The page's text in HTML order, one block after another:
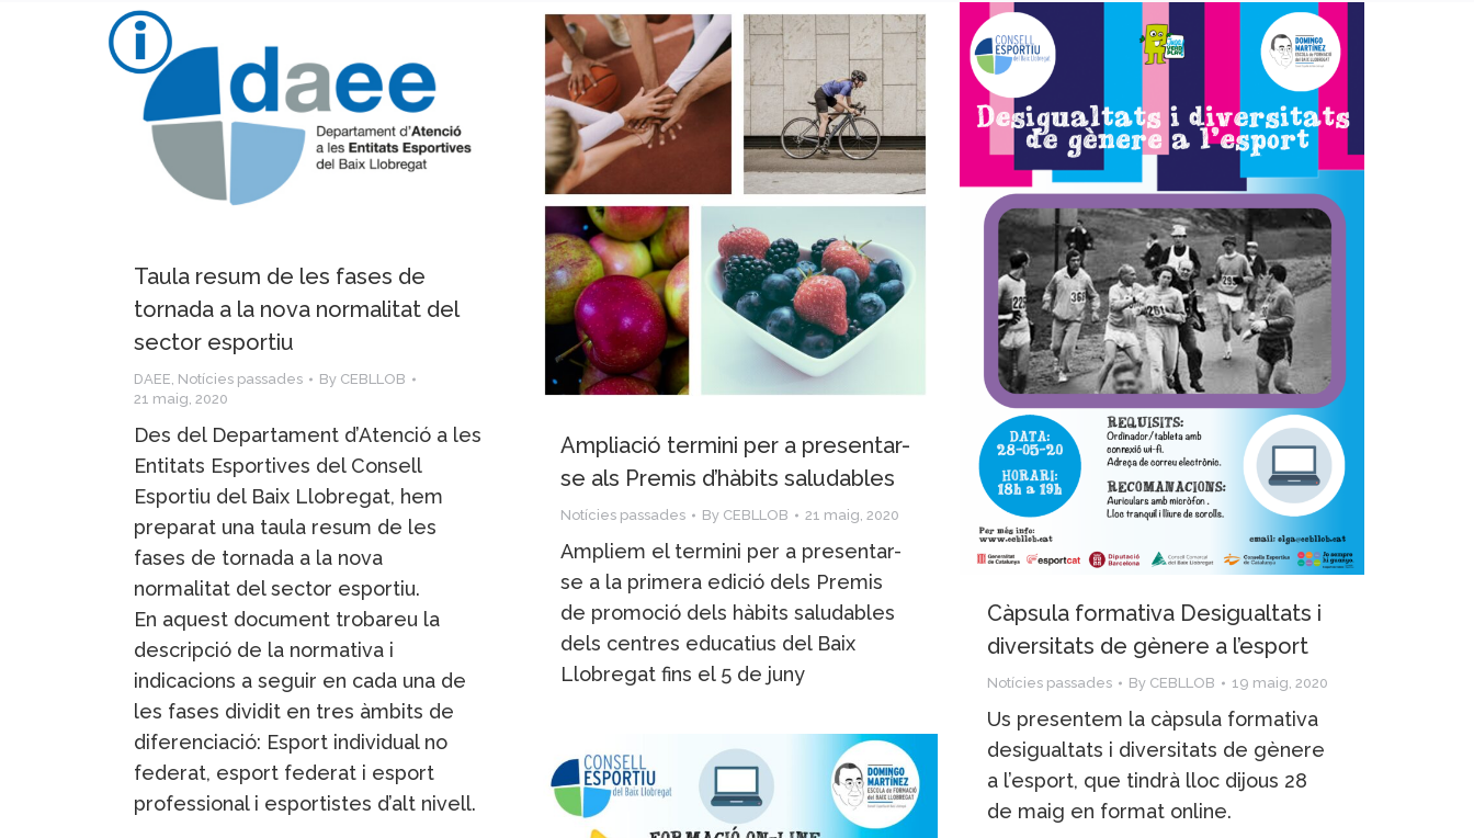
Taula resum de les fases de
tornada a la nova normalitat del
sector esportiu
DAEE, Notícies passades By CEBLLOB
21 maig, 2020
Des del Departament d’Atenció a les
Entitats Esportives del Consell
Esportiu del Baix Llobregat, hem
preparat una taula resum de les
fases de tornada a la nova
normalitat del sector esportiu.
En aquest document trobareu la
descripció de la normativa i
indicacions a seguir en cada una de
les fases dividit en tres àmbits de
diferenciació: Esport individual no
federat, esport federat i esport
professional i esportistes d’alt nivell.
Ampliació termini per a presentar-
se als Premis d’hàbits saludables
Notícies passades By CEBLLOB 21 maig, 2020
Ampliem el termini per a presentar-
se a la primera edició dels Premis
de promoció dels hàbits saludables
dels centres educatius del Baix
Llobregat fins el 5 de juny
Càpsula formativa Desigualtats i
diversitats de gènere a l’esport
Notícies passades By CEBLLOB 19 maig, 2020
Us presentem la càpsula formativa
desigualtats i diversitats de gènere
a l’esport, que tindrà lloc dijous 28
de maig en format online.